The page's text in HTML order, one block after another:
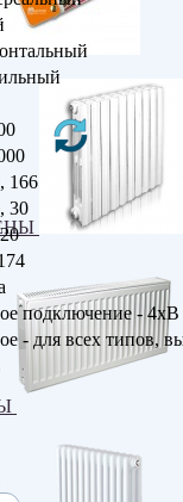
166
30
подключение -
- для всех типов,